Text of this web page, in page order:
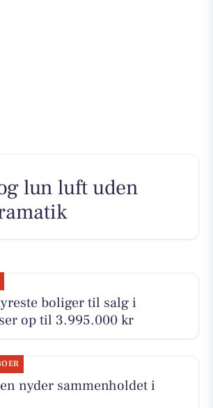
lun luft uden
boliger til salg i
op til 3.995.000 kr
nyder sammenholdet i